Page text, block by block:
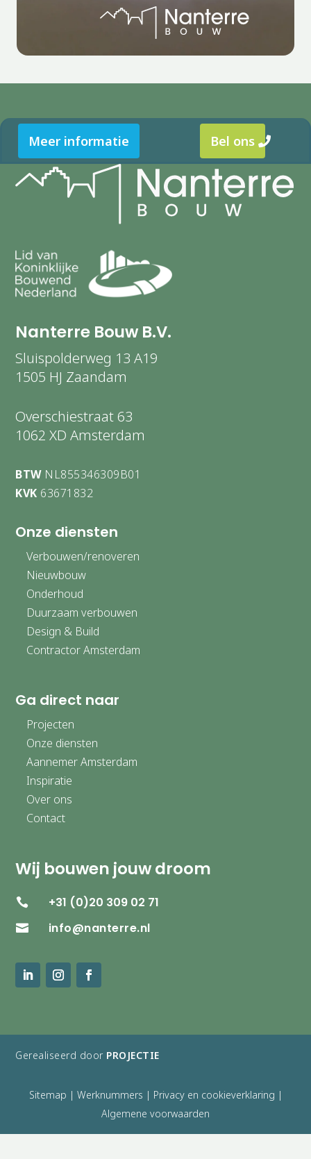
Meer informatie Bel ons
Nanterre Bouw B.V.
Sluispolderweg 13 A19
1505 HJ Zaandam
Overschiestraat 63
1062 XD Amsterdam
BTWNL855346309B01
KVK 63671832
Onze diensten
Verbouwen/renoveren
Nieuwbouw
Onderhoud
Duurzaam verbouwen
Design & Build
Contractor Amsterdam
Ga direct naar
Projecten
Onze diensten
Aannemer Amsterdam
Inspiratie
Over ons
Contact
Wij bouwen jouw droom
 +31 (0)20 309 02 71
 info@nanterre.nl
Gerealiseerd door PROJECTIE
Sitemap | Werknummers | Privacy en cookieverklaring |
Algemene voorwaarden